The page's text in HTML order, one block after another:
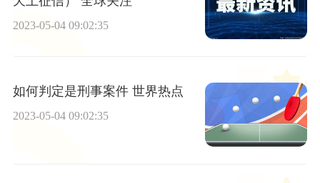
2023-05-04 09:02:35
如何判定是刑事案件 世界热点
2023-05-04 09:02:35